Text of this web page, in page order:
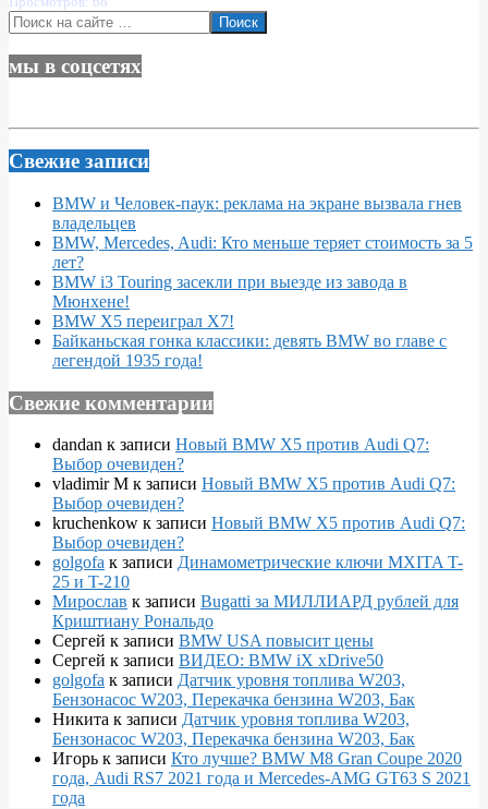
Поиск
мы в соцсетях
Свежие записи
BMW и Человек-паук: реклама на экране вызвала гнев
владельцев
BMW, Mercedes, Audi: Кто меньше теряет стоимость за 5
лет?
BMW i3 Touring засекли при выезде из завода в
Мюнхене!
BMW X5 переиграл X7!
Байканьская гонка классики: девять BMW во главе с
легендой 1935 года!
Свежие комментарии
dandan к записи Новый BMW X5 против Audi Q7:
Выбор очевиден?
vladimir M к записи Новый BMW X5 против Audi Q7:
Выбор очевиден?
kruchenkow к записи Новый BMW X5 против Audi Q7:
Выбор очевиден?
golgofa к записи Динамометрические ключи MXITA T-
25 и T-210
Мирослав к записи Bugatti за МИЛЛИАРД рублей для
Криштиану Рональдо
Сергей к записи BMW USA повысит цены
Сергей к записи ВИДЕО: BMW iX xDrive50
golgofa к записи Датчик уровня топлива W203,
Бензонасос W203, Перекачка бензина W203, Бак
Никита к записи Датчик уровня топлива W203,
Бензонасос W203, Перекачка бензина W203, Бак
Игорь к записи Кто лучше? BMW M8 Gran Coupe 2020
года, Audi RS7 2021 года и Mercedes-AMG GT63 S 2021
года